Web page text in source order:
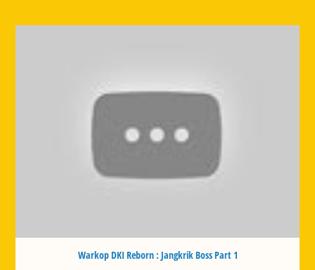
Warkop DKI Reborn : Jangkrik Boss Part 1